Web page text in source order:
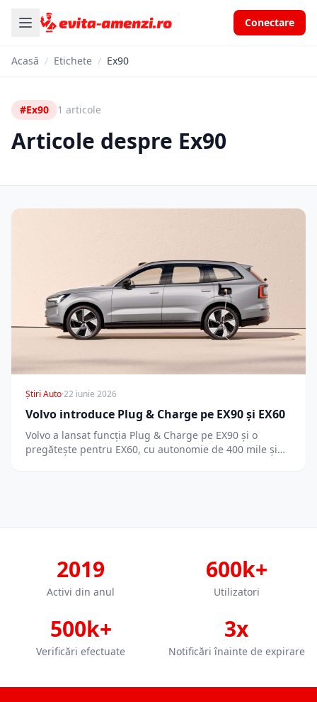
Conectare
Acasă / Etichete / Ex90
#Ex90 1 articole
Articole despre Ex90
Știri Auto·22 iunie 2026
Volvo introduce Plug & Charge pe EX90 și EX60
Volvo a lansat funcția Plug & Charge pe EX90 și o
pregătește pentru EX60, cu autonomie de 400 mile și…
2019
Activi din anul
600k+
Utilizatori
500k+
Verificări efectuate
3x
Notificări înainte de expirare